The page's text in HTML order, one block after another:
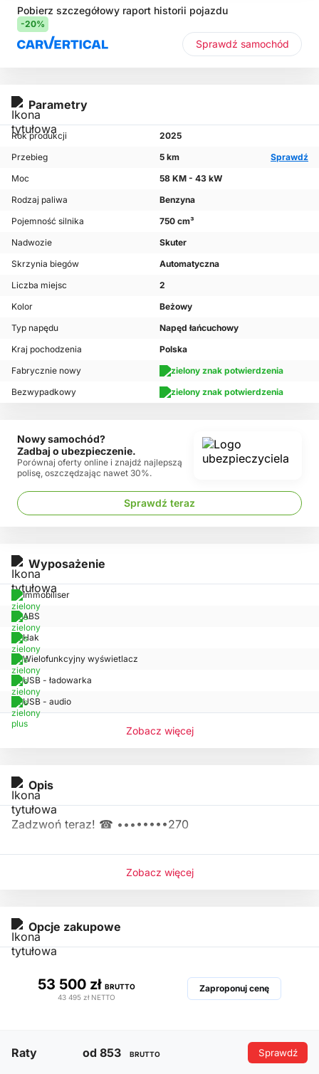
Pobierz szczegółowy raport historii pojazdu
-20%
Sprawdź samochód
Parametry
Rok produkcji
2025
Przebieg
5 km
Sprawdź
Moc
58 KM - 43 kW
Rodzaj paliwa
Benzyna
Pojemność silnika
750 cm³
Nadwozie
Skuter
Skrzynia biegów
Automatyczna
Liczba miejsc
2
Kolor
Beżowy
Typ napędu
Napęd łańcuchowy
Kraj pochodzenia
Polska
Fabrycznie nowy
Bezwypadkowy
Wyposażenie
Immobiliser
ABS
Hak
Wielofunkcyjny wyświetlacz
USB - ładowarka
USB - audio
Zobacz więcej
Opis
Zadzwoń teraz! ☎ ••••••••270
Zobacz więcej
Opcje zakupowe
53 500 zł BRUTTO
43 495 zł NETTO
Zaproponuj cenę
Raty od 853 BRUTTO Sprawdź
Nowy samochód?
Zadbaj o ubezpieczenie.
Porównaj oferty online i znajdź najlepszą
polisę, oszczędzając nawet 30%.
Sprawdź teraz